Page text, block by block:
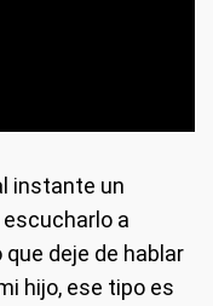
instante un
a
deje de hablar
hijo, ese tipo es